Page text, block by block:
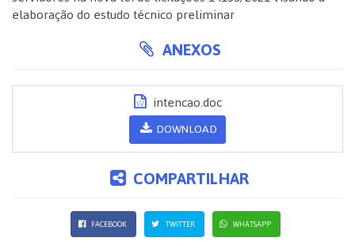
elaboração do estudo técnico preliminar
ANEXOS
intencao.doc
DOWNLOAD
COMPARTILHAR
FACEBOOK TWITTER WHATSAPP